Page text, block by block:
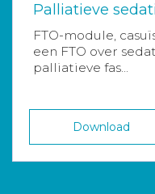
Palliatieve
FTO-module,
een FTO over
palliatieve fas...
Download